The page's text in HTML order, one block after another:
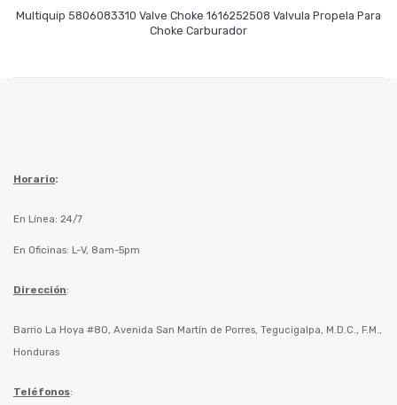
Multiquip 5806083310 Valve Choke 1616252508 Valvula Propela Para
Choke Carburador
Leer Más
Horario:
En Línea: 24/7
En Oficinas: L-V, 8am-5pm
Dirección:
Barrio La Hoya #80, Avenida San Martín de Porres, Tegucigalpa, M.D.C., F.M.,
Honduras
Teléfonos: